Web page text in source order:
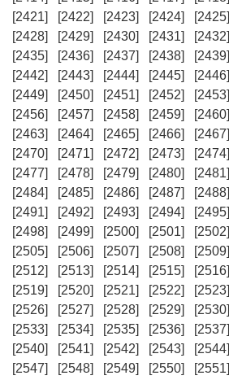
[2421]
[2422] [2423] [2424] [2425]
[2428]
[2429] [2430] [2431] [2432]
[2435]
[2436] [2437] [2438] [2439]
[2442]
[2443] [2444] [2445] [2446]
[2449]
[2450] [2451] [2452] [2453]
[2456]
[2457] [2458] [2459] [2460]
[2463]
[2464] [2465] [2466] [2467]
[2470]
[2471] [2472] [2473] [2474]
[2477]
[2478] [2479] [2480] [2481]
[2484]
[2485] [2486] [2487] [2488]
[2491]
[2492] [2493] [2494] [2495]
[2498]
[2499] [2500] [2501] [2502]
[2505]
[2506] [2507] [2508] [2509]
[2512]
[2513] [2514] [2515] [2516]
[2519]
[2520] [2521] [2522] [2523]
[2526]
[2527] [2528] [2529] [2530]
[2533]
[2534] [2535] [2536] [2537]
[2540]
[2541] [2542] [2543] [2544]
[2547]
[2548] [2549] [2550] [2551]